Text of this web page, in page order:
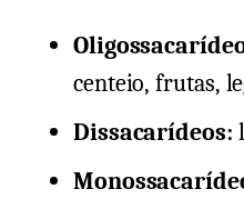
centeio, frutas,
Dissacarídeos: